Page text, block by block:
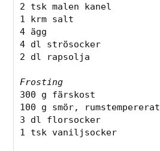
2 tsk malen kanel
1 krm salt
4 ägg
4 dl strösocker
2 dl rapsolja
Frosting
300 g färskost
100 g smör, rumstempererat
3 dl florsocker
1 tsk vaniljsocker